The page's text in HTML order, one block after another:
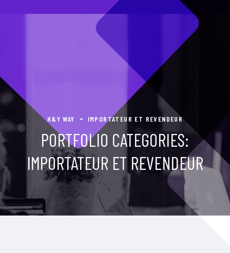
H&Y WAY IMPORTATEUR ET REVENDEUR
PORTFOLIO CATEGORIES:
IMPORTATEUR ET REVENDEUR